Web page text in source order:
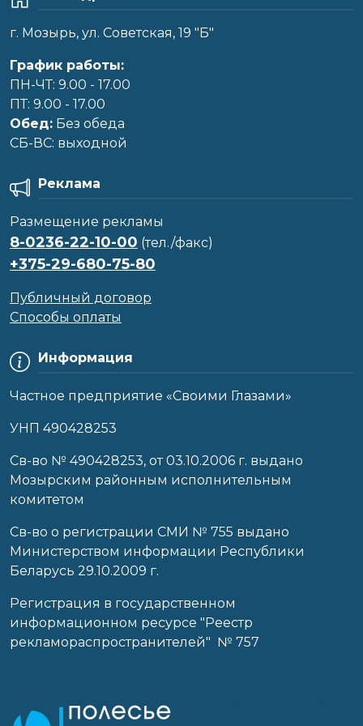
г. Мозырь, ул. Советская, 19 "Б"
График работы:
ПН-ЧТ: 9.00 - 17.00
ПТ: 9.00 - 17.00
Обед: Без обеда
CБ-ВС: выходной
Информация
Частное предприятие «Своими Глазами»
УНП 490428253
Cв-во № 490428253, от 03.10.2006 г. выдано
Мозырским районным исполнительным
комитетом
Св-во о регистрации СМИ № 755 выдано
Министерством информации Республики
Беларусь 29.10.2009 г.
Регистрация в государственном
информационном ресурсе "Реестр
рекламораспространителей" № 757
Реклама
Размещение рекламы
8-0236-22-10-00 (тел./факс)
+375-29-680-75-80
Публичный договор
Способы оплаты